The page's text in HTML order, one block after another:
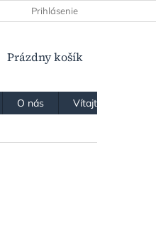
Prihlásenie
NÁKUPNÝ
Prázdny košík
O nás
Vítajte v našom